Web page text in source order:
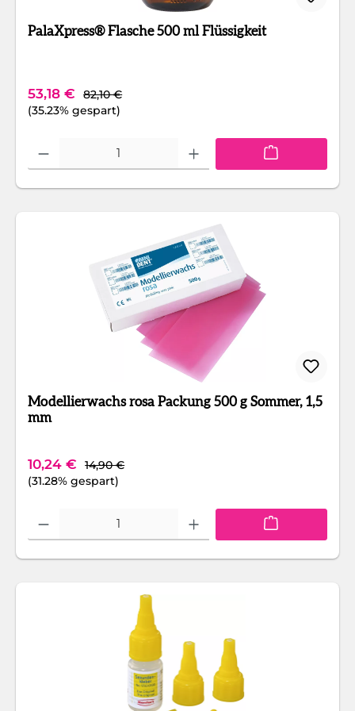
PalaXpress® Flasche 500 ml Flüssigkeit
Verkaufspreis:
53,18 € Regulärer Preis:
82,10 €
(35.23% gespart)
Produkt Anzahl: Gib den gewünschten Wert ein oder benutze die
Modellierwachs rosa Packung 500 g Sommer, 1,5
mm
Verkaufspreis:
10,24 € Regulärer Preis:
14,90 €
(31.28% gespart)
Produkt Anzahl: Gib den gewünschten Wert ein oder benutze die